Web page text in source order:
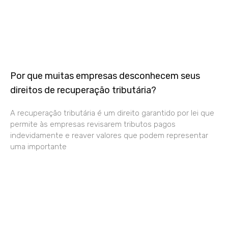
Por que muitas empresas desconhecem seus
direitos de recuperação tributária?
A recuperação tributária é um direito garantido por lei que
permite às empresas revisarem tributos pagos
indevidamente e reaver valores que podem representar
uma importante